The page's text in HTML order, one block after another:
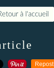
à l'accueil
Repost